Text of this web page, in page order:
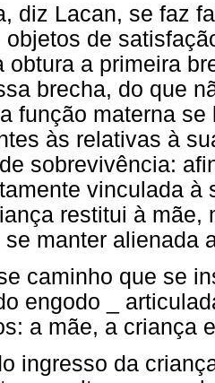
diz Lacan, se faz
objetos de
obtura a primeira
brecha, do que
função materna
às relativas à
sobrevivência:
vinculada à
restitui à mãe,
se manter alienada
caminho que se
engodo _
a mãe, a criança
ingresso da